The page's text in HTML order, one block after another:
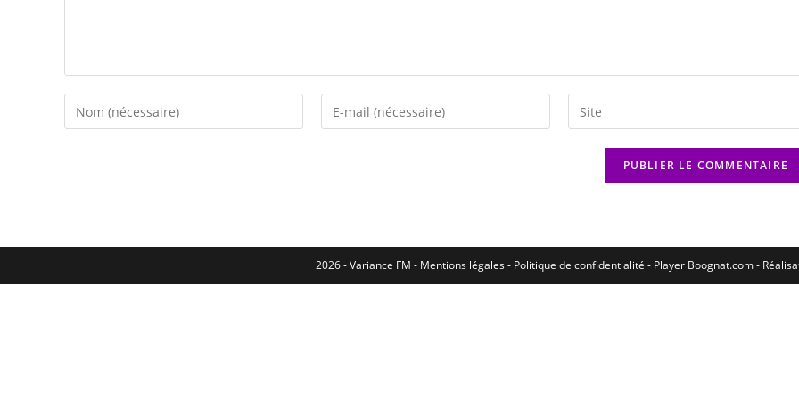
2026 - Variance FM - Mentions légales - Politique de confidentialité - Player Boognat.com-